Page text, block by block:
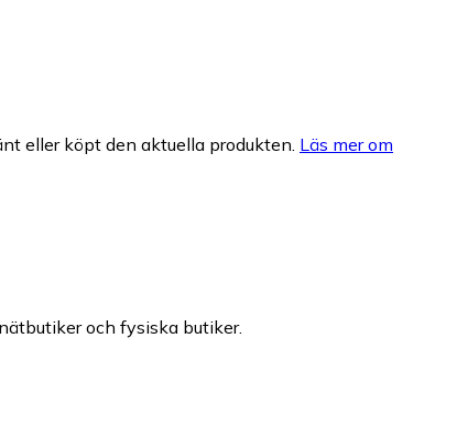
eller köpt den aktuella produkten. Läs mer om
och fysiska butiker.